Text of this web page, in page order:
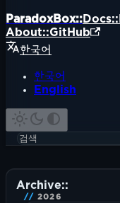
ParadoxBox::Docs::
About::GitHub
한국어
한국어
English
Archive::
2026